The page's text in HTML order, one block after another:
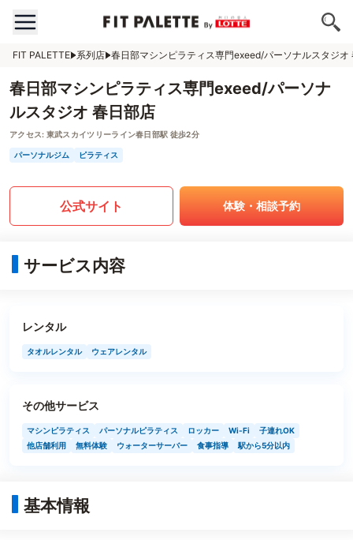
FIT PALETTE 系列店 春日部マシンピラティス専門exeed/パーソナルスタジオ
春日部マシンピラティス専門exeed/パーソナ
ルスタジオ 春日部店
アクセス: 東武スカイツリーライン春日部駅 徒歩2分
パーソナルジム ピラティス
公式サイト 体験・相談予約
サービス内容
レンタル
タオルレンタル ウェアレンタル
その他サービス
マシンピラティス パーソナルピラティス ロッカー Wi-Fi
子連れOK
他店舗利用
無料体験 ウォーターサーバー 食事指導 駅から5分以内
基本情報